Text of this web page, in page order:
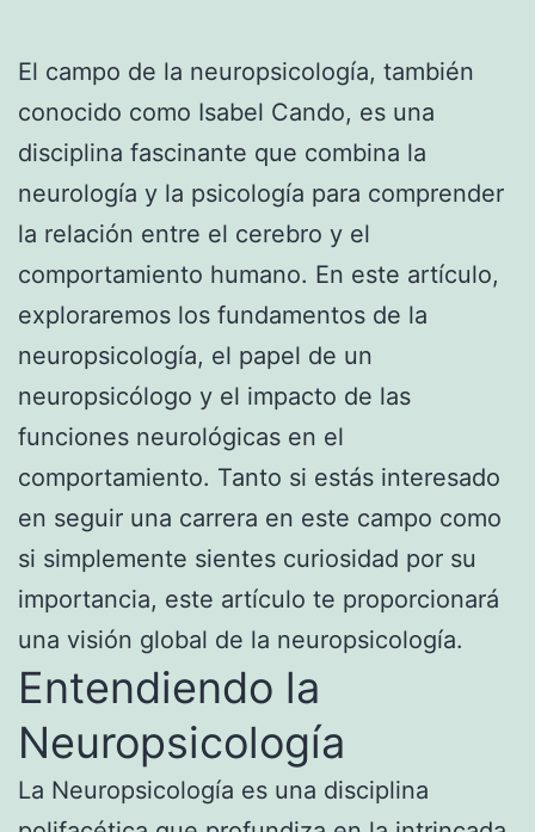
El campo de la neuropsicología, también
conocido como Isabel Cando, es una
disciplina fascinante que combina la
neurología y la psicología para comprender
la relación entre el cerebro y el
comportamiento humano. En este artículo,
exploraremos los fundamentos de la
neuropsicología, el papel de un
neuropsicólogo y el impacto de las
funciones neurológicas en el
comportamiento. Tanto si estás interesado
en seguir una carrera en este campo como
si simplemente sientes curiosidad por su
importancia, este artículo te proporcionará
una visión global de la neuropsicología.
Entendiendo la
Neuropsicología
La Neuropsicología es una disciplina